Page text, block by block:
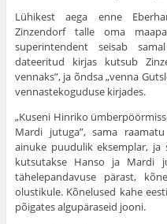
Lühikest aega enne
Zinzendorf talle oma
superintendent seisab
dateeritud kirjas kutsub
vennaks”, ja õndsa „venna
vennastekoguduse kirjades.
„Kuseni Hinriko
Mardi jutuga”, sama
ainuke puudulik eksemplar,
kutsutakse Hanso ja Mardi
tähelepandavuse pärast,
olustikule. Kõnelused kahe
põigates algupäraseid jooni.